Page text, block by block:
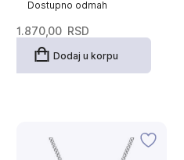
Dostupno odmah
1.870,00 RSD
Dodaj u korpu